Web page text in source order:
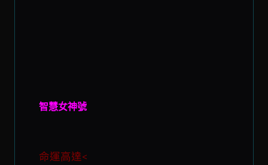
智慧女神號
命運高達<